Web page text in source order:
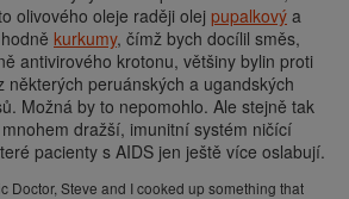
olivového oleje raději olej pupalkový a
kurkumy, čímž bych docílil směs,
antivirového krotonu, většiny bylin proti
některých peruánských a ugandských
Možná by to nepomohlo. Ale stejně tak
dražší, imunitní systém ničící
pacienty s AIDS jen ještě více oslabují.
Doctor, Steve and I cooked up something that